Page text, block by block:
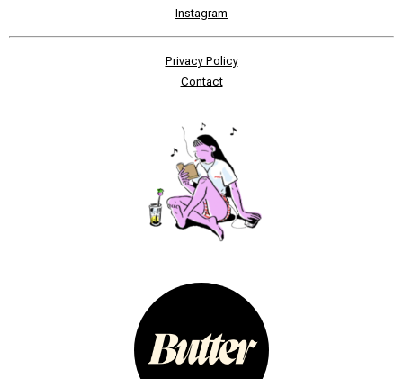
Instagram
Privacy Policy
Contact